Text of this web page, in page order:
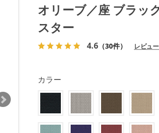
オリーブ／座 ブラッ
スター
4.6 （30件） レビュ
カラー